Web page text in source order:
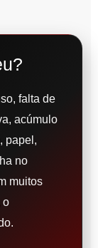
falta de
acúmulo
papel,
no
muitos
o